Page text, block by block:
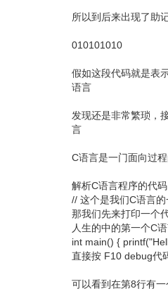
所以到后来出现了助
010101010
假如这段代码就是表
语言
发现还是非常繁琐，
言
C语言是一门面向过
解析C语言程序的代码
// 这个是我们C语言
那我们先来打印一个
人生的中的第一个C
int main() {
直接按 F10 debug代
可以看到在第8行有